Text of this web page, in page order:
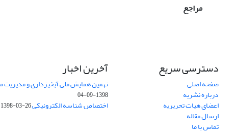
مراجع
دسترسی سریع
صفحه اصلی
درباره نشریه
اعضای هیات تحریریه
ارسال مقاله
تماس با ما
آخرین اخبار
نهمین همایش ملی آبخیزداری و مدیریت
1398-09-04
اختصاص شناسه الکترونیکی DOI1398-03-26